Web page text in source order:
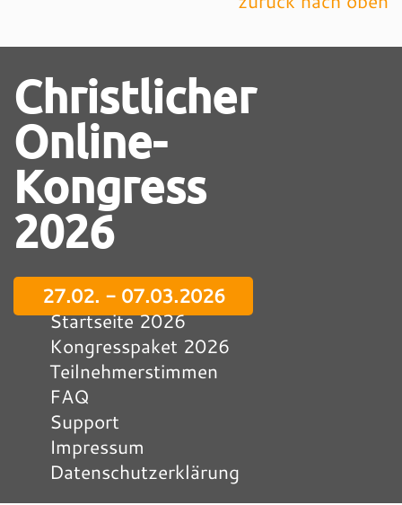
Christlicher
Online-
Kongress
2026
27.02. - 07.03.2026
Startseite 2026
Kongresspaket 2026
Teilnehmerstimmen
FAQ
Support
Impressum
Datenschutzerklärung